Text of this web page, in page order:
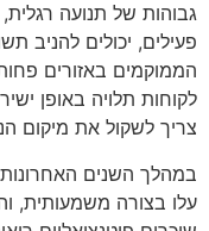
גבוהות של תנועה
פעילים, יכולים להניב
הממוקמים באזורים
לקוחות תלויה באופן
צריך לשקול את מיקום
במהלך השנים
עלו בצורה משמעותית,